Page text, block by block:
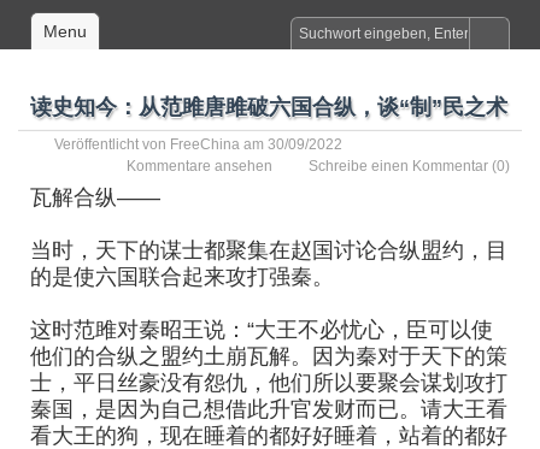
Menu
读史知今：从范雎唐雎破六国合纵，谈“制”民之术
Veröffentlicht von FreeChina am 30/09/2022
Schreibe einen Kommentar (0)
Kommentare ansehen
瓦解合纵——
当时，天下的谋士都聚集在赵国讨论合纵盟约，目
的是使六国联合起来攻打强秦。
这时范雎对秦昭王说：“大王不必忧心，臣可以使
他们的合纵之盟约土崩瓦解。因为秦对于天下的策
士，平日丝豪没有怨仇，他们所以要聚会谋划攻打
秦国，是因为自己想借此升官发财而已。请大王看
看大王的狗，现在睡着的都好好睡着，站着的都好